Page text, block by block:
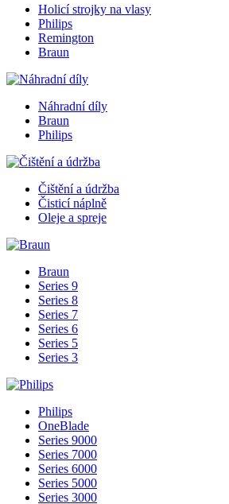
Holicí strojky na vlasy
Philips
Remington
Braun
Náhradní díly
Braun
Philips
Čištění a údržba
Čisticí náplně
Oleje a spreje
Braun
Series 9
Series 8
Series 7
Series 6
Series 5
Series 3
Philips
OneBlade
Series 9000
Series 7000
Series 6000
Series 5000
Series 3000